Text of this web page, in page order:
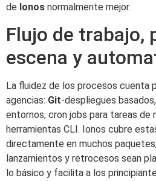
de Ionos normalmente mejor.
Flujo de trabajo,
escena y
La fluidez de los procesos cuenta
agencias: Git-despliegues basados,
entornos, cron jobs para tareas de
herramientas CLI. Ionos cubre
directamente en muchos
lanzamientos y retrocesos sean
lo básico y facilita a los